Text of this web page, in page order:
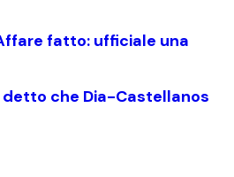
fatto: ufficiale una
detto che Dia-Castellanos